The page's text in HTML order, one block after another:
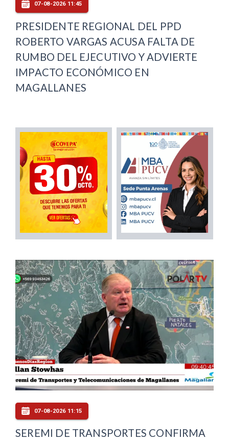
07-08-2026 11:45
PRESIDENTE REGIONAL DEL PPD
ROBERTO VARGAS ACUSA FALTA DE
RUMBO DEL EJECUTIVO Y ADVIERTE
IMPACTO ECONÓMICO EN
MAGALLANES
07-08-2026 11:15
SEREMI DE TRANSPORTES CONFIRMA